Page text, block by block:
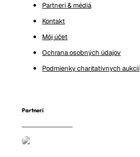
Partneri & médiá
Kontakt
Môj účet
Ochrana osobných údajov
Podmienky charitatívnych aukcií
Partneri